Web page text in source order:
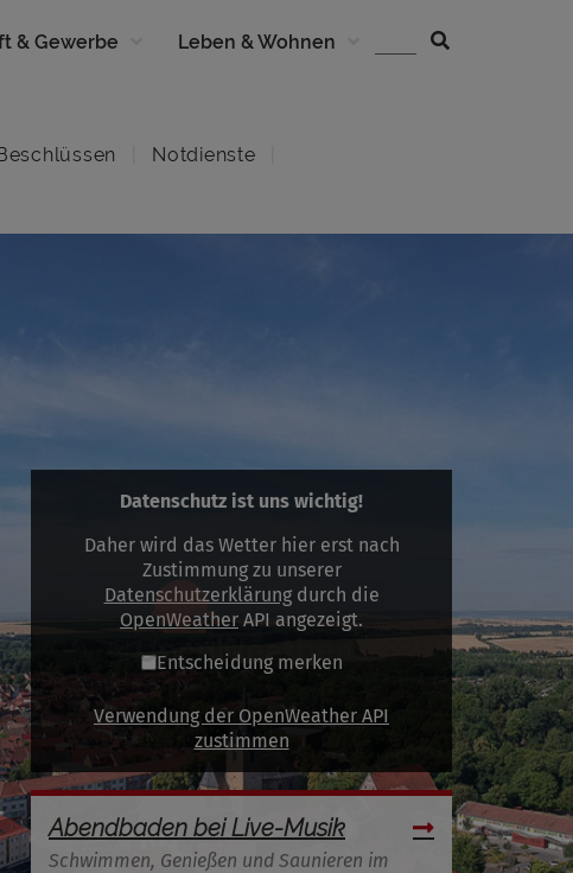
& Gewerbe Leben & Wohnen
Notdienste
Datenschutz ist uns wichtig!
Daher wird das Wetter hier erst nach
Zustimmung zu unserer
Datenschutzerklärungdurch die
OpenWeather API angezeigt.
Entscheidung merken
Verwendung der OpenWeather API
zustimmen
Abendbaden bei Live-Musik
Schwimmen, Genießen und Saunieren im